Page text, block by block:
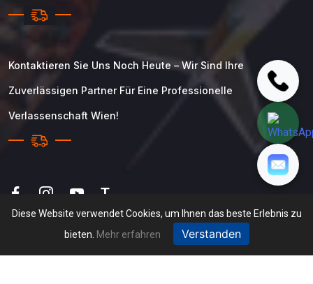
Kontaktieren Sie Uns Noch Heute – Wir Sind Ihre
Zuverlässigen Partner Für Eine Professionelle
Verlassenschaft Wien!
T
Diese Website verwendet Cookies, um Ihnen das beste Erlebnis zu
bieten. Mehr erfahren Verstanden